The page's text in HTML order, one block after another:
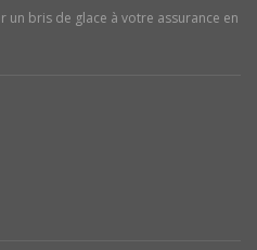
un bris de glace à votre assurance en